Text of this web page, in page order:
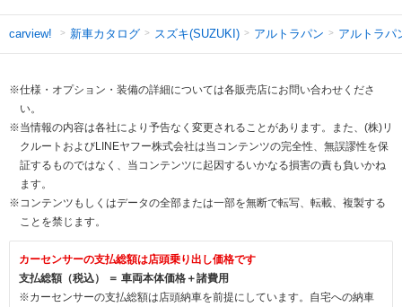
carview! 新車カタログ スズキ(SUZUKI) アルトラパン アルトラパ
※仕様・オプション・装備の詳細については各販売店にお問い合わせくださ
い。
※当情報の内容は各社により予告なく変更されることがあります。また、(株)リ
クルートおよびLINEヤフー株式会社は当コンテンツの完全性、無誤謬性を保
証するものではなく、当コンテンツに起因するいかなる損害の責も負いかね
ます。
※コンテンツもしくはデータの全部または一部を無断で転写、転載、複製する
ことを禁じます。
カーセンサーの支払総額は店頭乗り出し価格です
支払総額（税込） ＝ 車両本体価格＋諸費用
※カーセンサーの支払総額は店頭納車を前提にしています。自宅への納車